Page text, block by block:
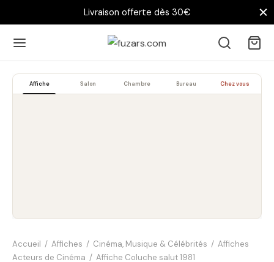
Livraison offerte dès 30€
Affiche Salon Chambre Bureau Chez vous
Accueil / Affiches / Cinéma, Musique & Célébrités / Affiches
Acteurs de Cinéma / Affiche Coluche salut 1981